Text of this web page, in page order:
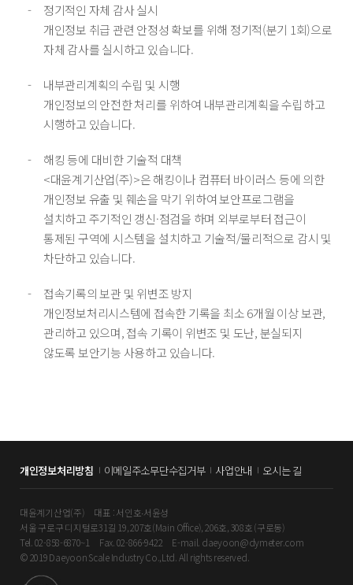
정기적인 자체 감사 실시
개인정보 취급 관련 안정성 확보를 위해 정기적(분기 1회)으로
자체 감사를 실시하고 있습니다.
내부관리계획의 수립 및 시행
개인정보의 안전한 처리를 위하여 내부관리계획을 수립하고
시행하고 있습니다.
해킹 등에 대비한 기술적 대책
<대윤계기산업(주)>은 해킹이나 컴퓨터 바이러스 등에 의한
개인정보 유출 및 훼손을 막기 위하여 보안프로그램을
설치하고 주기적인 갱신·점검을 하며 외부로부터 접근이
통제된 구역에 시스템을 설치하고 기술적/물리적으로 감시 및
차단하고 있습니다.
접속기록의 보관 및 위변조 방지
개인정보처리시스템에 접속한 기록을 최소 6개월 이상 보관,
관리하고 있으며, 접속 기록이 위변조 및 도난, 분실되지
않도록 보안기능 사용하고 있습니다.
개인정보처리방침 이메일주소무단수집거부 사업안내 오시는 길
대윤계기산업(주)
대표 : 서인호∙서윤성
서울 구로구 디지털로31길 19, 207호(Main Office), 206호, 308호 (구로동)
Tel. 02-858-6870~1
Fax. 02-866-9422
E-mail. daeyoon@dymeter.com
© 2019 Daeyoon Scale Industry Co.,Ltd. All rights reserved.